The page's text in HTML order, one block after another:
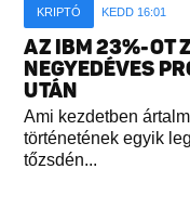
KRIPTÓ KEDD 16:01
AZ IBM 23%-OT
NEGYEDÉVES
UTÁN
Ami kezdetben
történetének egyik
tőzsdén...